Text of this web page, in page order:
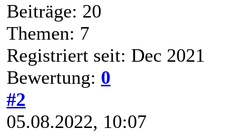
Beiträge: 20
Themen: 7
Registriert seit: Dec 2021
Bewertung: 0
#2
05.08.2022, 10:07